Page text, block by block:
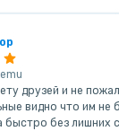
друзей и не
видно что им не
быстро без лишних